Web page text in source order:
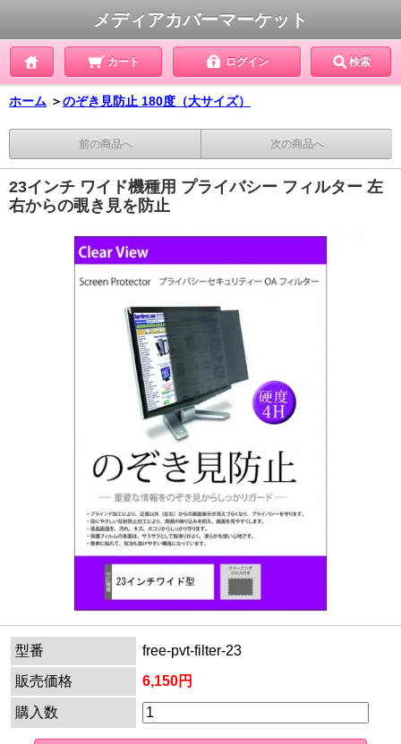
メディアカバーマーケット
カート ログイン 検索
ホーム ＞のぞき見防止 180度（大サイズ）
前の商品へ 次の商品へ
23インチ ワイド機種用 プライバシー フィルター 左
右からの覗き見を防止
型番
free-pvt-filter-23
販売価格
6,150円
購入数